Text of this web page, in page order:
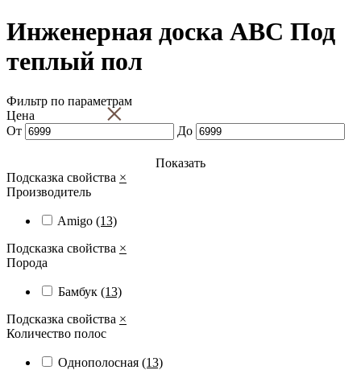
Инженерная доска ABС Под
теплый пол
Фильтр по параметрам
×
Цена
От
До
Показать
Подсказка свойства ×
Производитель
Amigo (13)
Подсказка свойства ×
Порода
Бамбук (13)
Подсказка свойства ×
Количество полос
Однополосная (13)